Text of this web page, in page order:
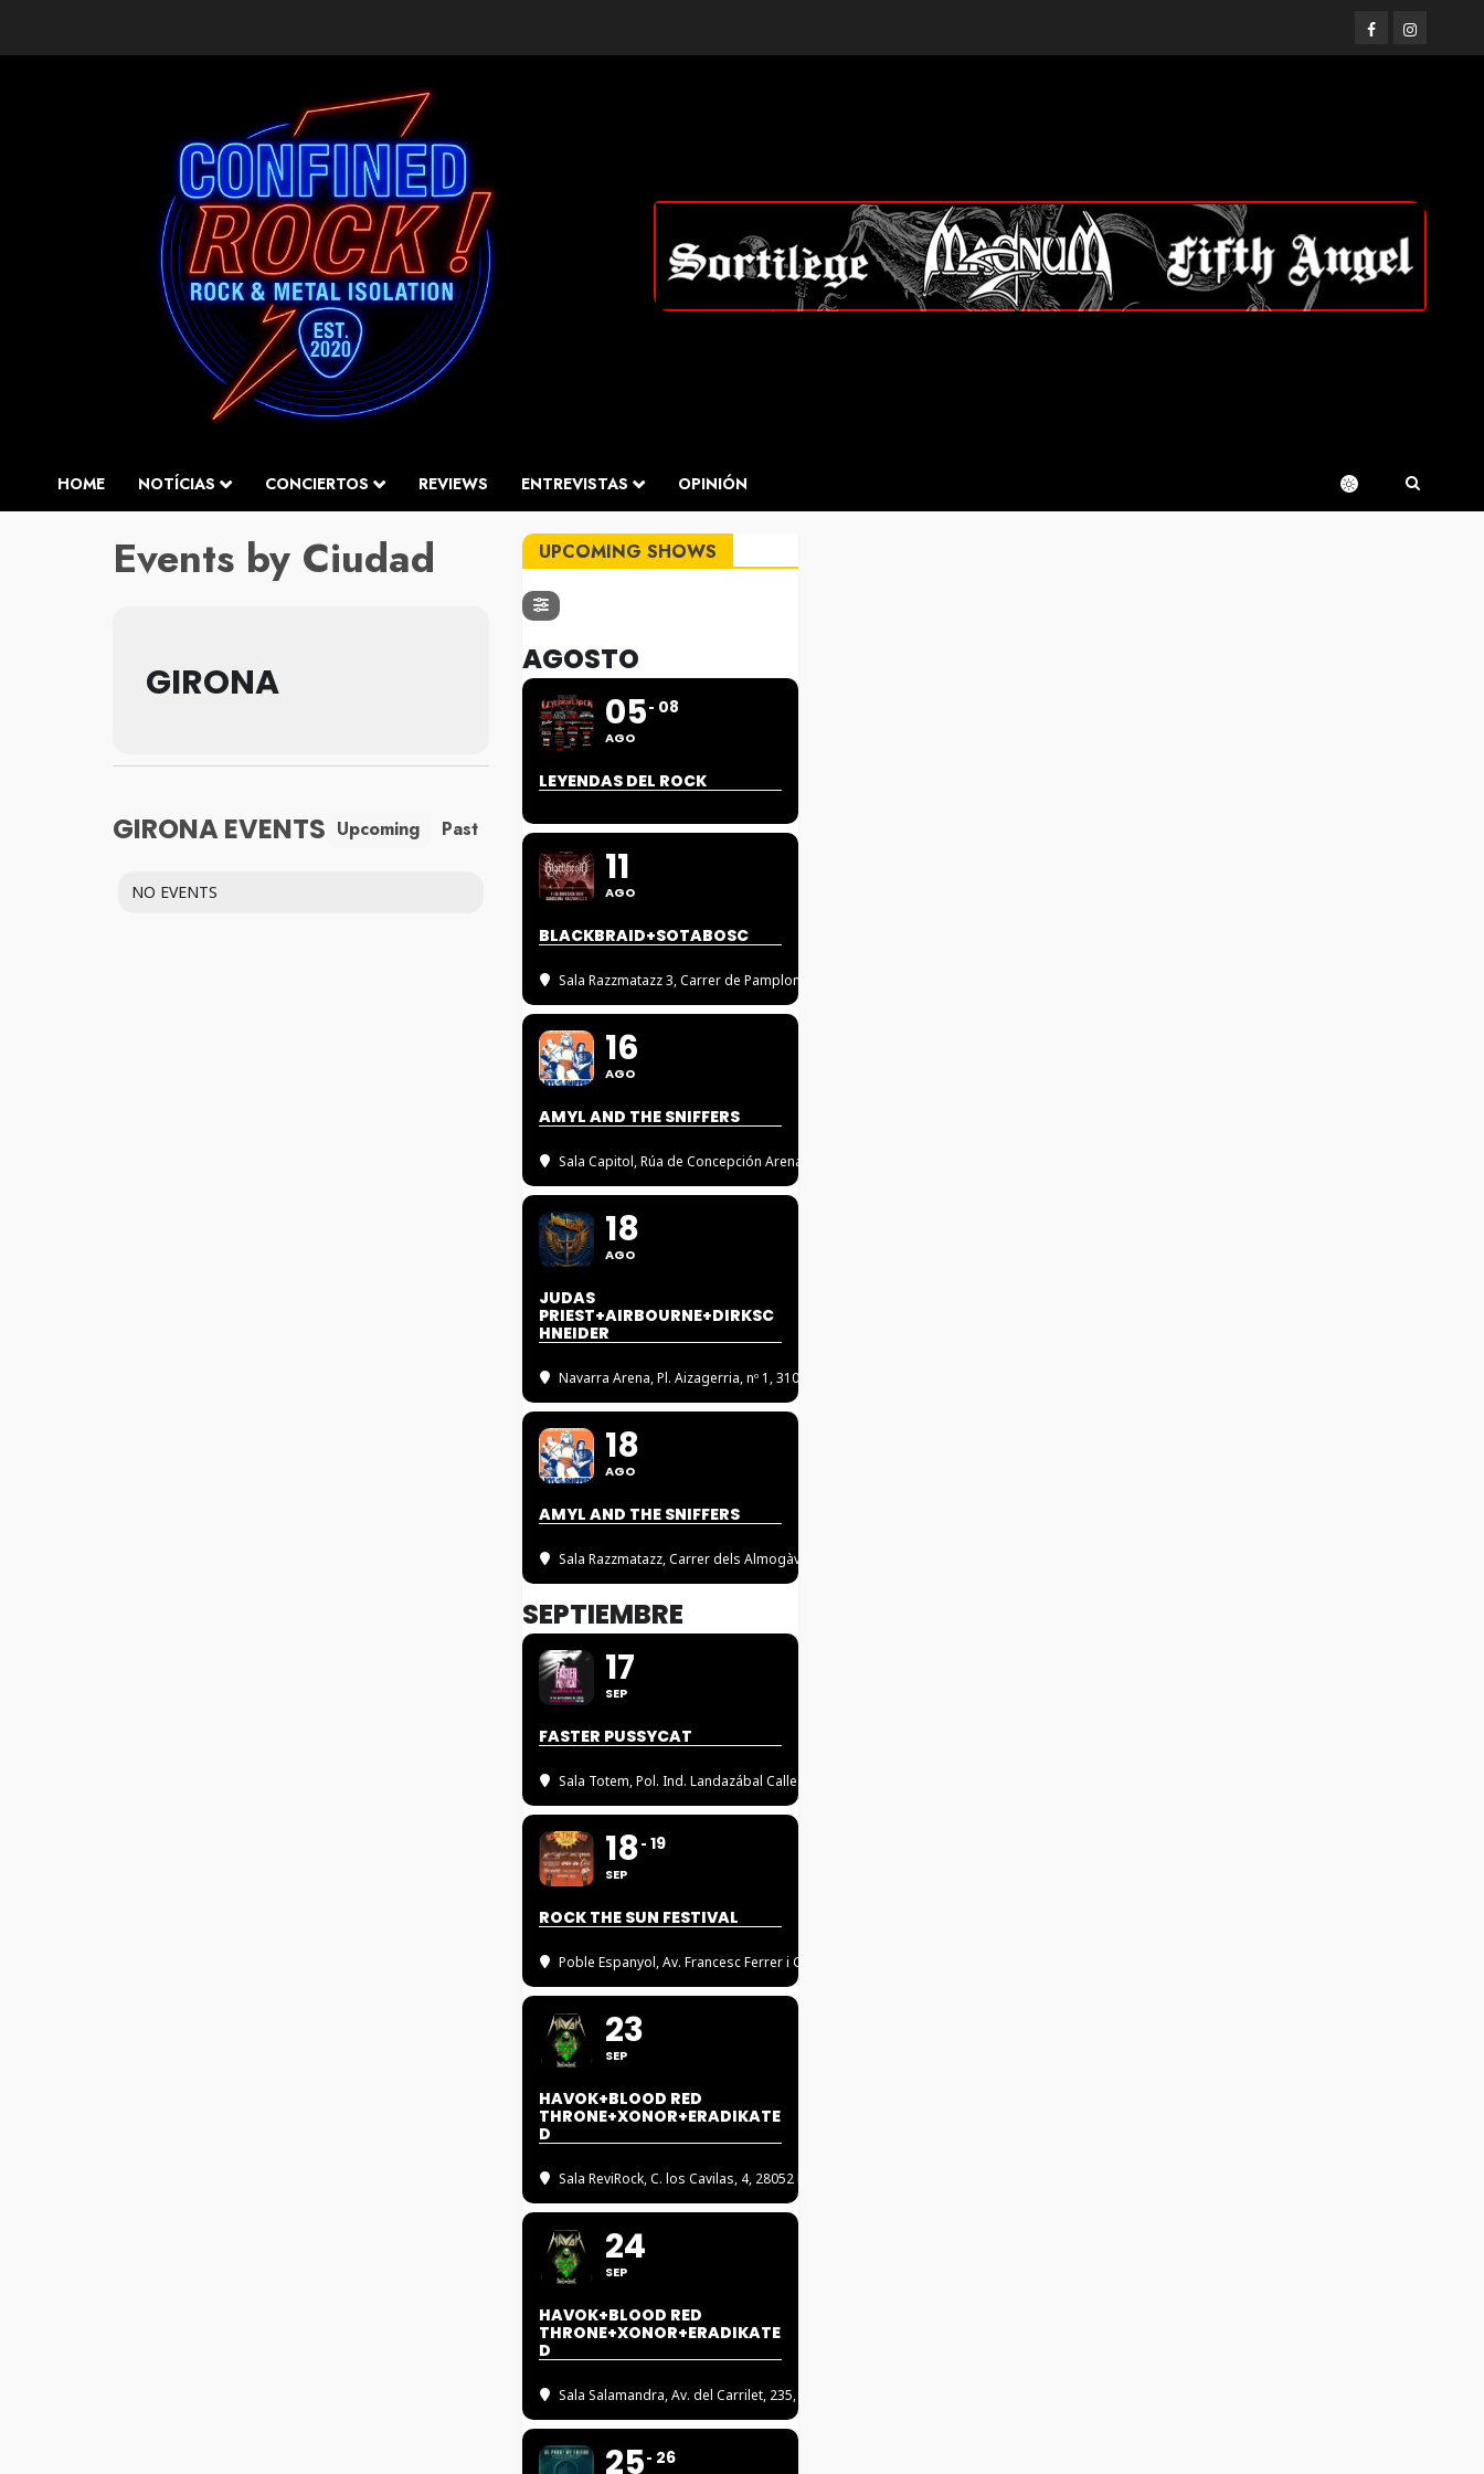
FacebookInstagram
HOME NOTÍCIAS CONCIERTOS REVIEWS ENTREVISTAS OPINIÓN
Events by Ciudad
GIRONA
GIRONA EVENTS Upcoming Past
NO EVENTS
UPCOMING SHOWS
AGOSTO
05
AGO
08
LEYENDAS DEL ROCK
11
AGO
BLACKBRAID+SOTABOSC
Sala Razzmatazz 3, Carrer de Pamplona, 88, 08018 BARCELONA
16
AGO
AMYL AND THE SNIFFERS
Sala Capitol, Rúa de Concepción Arenal, 5, 15702 Santiago de Compostela, A Coruña
18
AGO
JUDAS
PRIEST+AIRBOURNE+DIRKSC
HNEIDER
Navarra Arena, Pl. Aizagerria, nº 1, 31006 Pamplona, Navarra
18
AGO
AMYL AND THE SNIFFERS
Sala Razzmatazz, Carrer dels Almogàvers, 122, 08018 Barcelona
SEPTIEMBRE
17
SEP
FASTER PUSSYCAT
Sala Totem, Pol. Ind. Landazábal Calle 1, 10, 31610 NAVARRA
18
SEP
19
ROCK THE SUN FESTIVAL
Poble Espanyol, Av. Francesc Ferrer i Guàrdia, 13, 08038 BARCELONA
23
SEP
HAVOK+BLOOD RED
THRONE+XONOR+ERADIKATE
D
Sala ReviRock, C. los Cavilas, 4, 28052 Madrid
24
SEP
HAVOK+BLOOD RED
THRONE+XONOR+ERADIKATE
D
Sala Salamandra, Av. del Carrilet, 235, 08907 L'HOSPITALET DE LLOBREGAT
25 26